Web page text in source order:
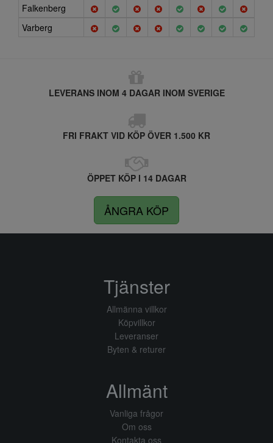
Falkenberg
Varberg
LEVERANS INOM 4 DAGAR INOM SVERIGE
FRI FRAKT VID KÖP ÖVER 1.500 KR
ÖPPET KÖP I 14 DAGAR
ÅNGRA KÖP
Tjänster
Allmänna villkor
Köpvillkor
Leveranser
Byten & returer
Allmänt
Vanliga frågor
Om oss
Kontakta oss